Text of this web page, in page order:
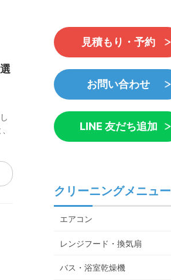
見積もり・予約
お問い合わせ
LINE 友だち追加
クリーニングメニュー
エアコン
レンジフード・換気扇
バス・浴室乾燥機